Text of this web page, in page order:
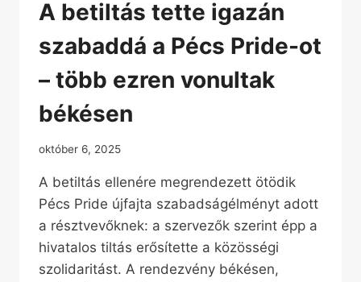
A betiltás tette igazán
szabaddá a Pécs Pride-ot
– több ezren vonultak
békésen
október 6, 2025
A betiltás ellenére megrendezett ötödik
Pécs Pride újfajta szabadságélményt adott
a résztvevőknek: a szervezők szerint épp a
hivatalos tiltás erősítette a közösségi
szolidaritást. A rendezvény békésen,